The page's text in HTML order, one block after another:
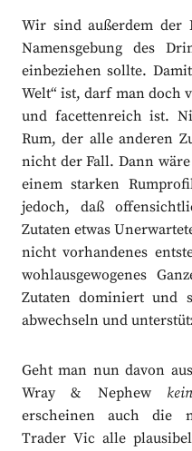
Wir sind außerdem der
Namensgebung des
einbeziehen sollte.
Welt“ ist, darf man doch
und facettenreich ist.
Rum, der alle anderen
nicht der Fall. Dann
einem starken
jedoch, daß
Zutaten etwas
nicht vorhandenes
wohlausgewogenes
Zutaten dominiert und
abwechseln und
Geht man nun davon
Wray & Nephew kein
erscheinen auch die
Trader Vic alle